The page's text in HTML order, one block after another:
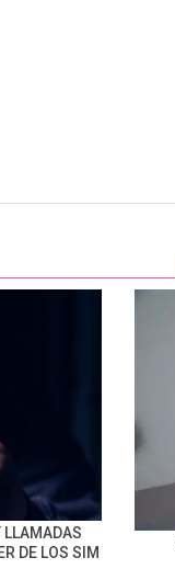
LLAMADAS
DE LOS SIM